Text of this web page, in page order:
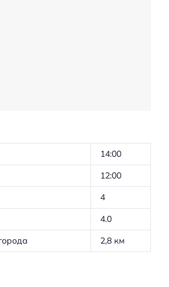
14:00
12:00
4
4.0
2,8 км